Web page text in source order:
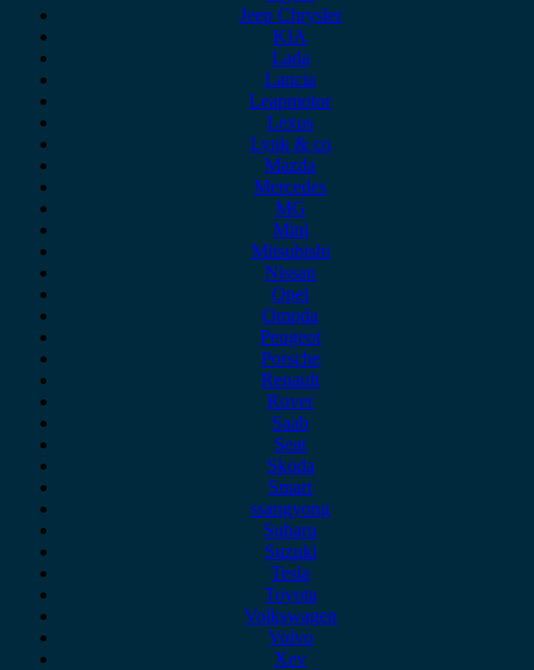
Jeep Chrysler
KIA
Lada
Lancia
Leapmotor
Lexus
Lynk & co
Mazda
Mercedes
MG
Mini
Mitsubishi
Nissan
Opel
Omoda
Peugeot
Porsche
Renault
Rover
Saab
Seat
Skoda
Smart
ssangyong
Subaru
Suzuki
Tesla
Toyota
Volkswagen
Volvo
Xev